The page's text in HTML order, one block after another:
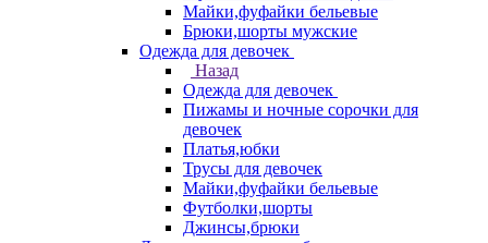
Майки,фуфайки бельевые
Брюки,шорты мужские
Одежда для девочек
Назад
Одежда для девочек
Пижамы и ночные сорочки для
девочек
Платья,юбки
Трусы для девочек
Майки,фуфайки бельевые
Футболки,шорты
Джинсы,брюки